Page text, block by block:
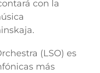
con la
.
(LSO) es
más